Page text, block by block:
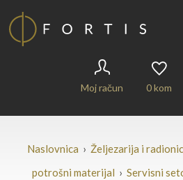
Moj račun 0kom
Naslovnica › Željezarija i
potrošni materijal › Servisni